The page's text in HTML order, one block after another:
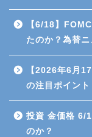
【6/18】
たのか？為替
【2026年6月
の注目ポイント
投資 金価格 6/
のか？